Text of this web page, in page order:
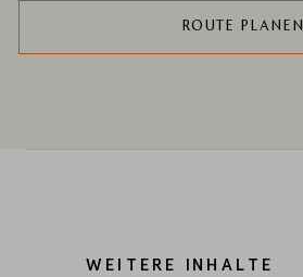
ROUTE PLANEN
WEITERE INHALTE